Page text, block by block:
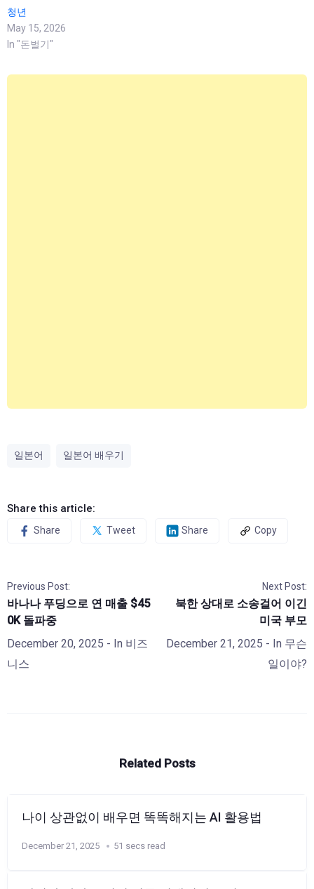
청년
May 15, 2026
In "돈벌기"
일본어 일본어 배우기
Share this article:
Share Tweet Share Copy
Previous Post:
바나나 푸딩으로 연 매출 $45
0K 돌파중
December 20, 2025 - In 비즈
니스
Next Post:
북한 상대로 소송걸어 이긴
미국 부모
December 21, 2025 - In 무슨
일이야?
Related Posts
나이 상관없이 배우면 똑똑해지는 AI 활용법
December 21, 2025 51 secs read